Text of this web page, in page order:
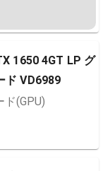
1650 4GT LP グ
ド VD6989
(GPU)